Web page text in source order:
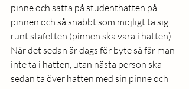
pinne och sätta på studenthatten på
pinnen och så snabbt som möjligt ta sig
runt stafetten (pinnen ska vara i hatten).
När det sedan är dags för byte så får man
inte ta i hatten, utan nästa person ska
sedan ta över hatten med sin pinne och